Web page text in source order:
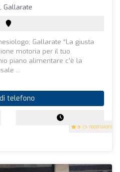
5 (5 recensioni)
Gallarate
Gallarate “La giusta
motoria per il tuo
piano alimentare c'è la
...
telefono